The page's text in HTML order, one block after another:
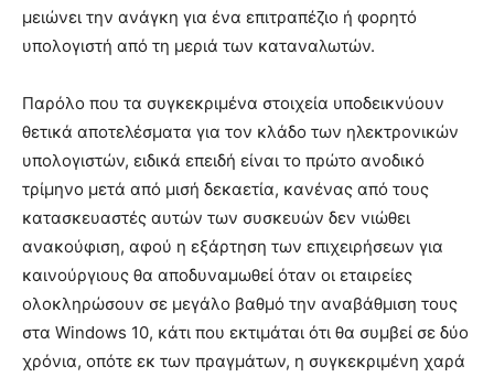
μειώνει την ανάγκη για ένα επιτραπέζιο ή φορητό
υπολογιστή από τη μεριά των καταναλωτών.
Παρόλο που τα συγκεκριμένα στοιχεία υποδεικνύουν
θετικά αποτελέσματα για τον κλάδο των ηλεκτρονικών
υπολογιστών, ειδικά επειδή είναι το πρώτο ανοδικό
τρίμηνο μετά από μισή δεκαετία, κανένας από τους
κατασκευαστές αυτών των συσκευών δεν νιώθει
ανακούφιση, αφού η εξάρτηση των επιχειρήσεων για
καινούργιους θα αποδυναμωθεί όταν οι εταιρείες
ολοκληρώσουν σε μεγάλο βαθμό την αναβάθμιση τους
στα Windows 10, κάτι που εκτιμάται ότι θα συμβεί σε δύο
χρόνια, οπότε εκ των πραγμάτων, η συγκεκριμένη χαρά